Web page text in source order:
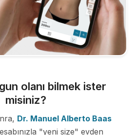
olanı bilmek ister
misiniz?
Dr. Manuel Alberto Baas
"yeni size" evden